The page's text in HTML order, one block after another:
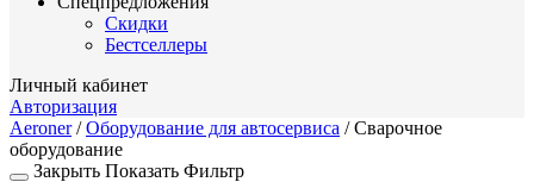
Скидки
Бестселлеры
Личный кабинет
Авторизация
Aeroner/Оборудование для автосервиса /Сварочное
оборудование
Закрыть Показать Фильтр